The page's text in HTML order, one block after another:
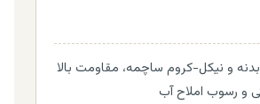
و نیکل-کروم ساچمه، مقاومت بالا
و رسوب املاح آب